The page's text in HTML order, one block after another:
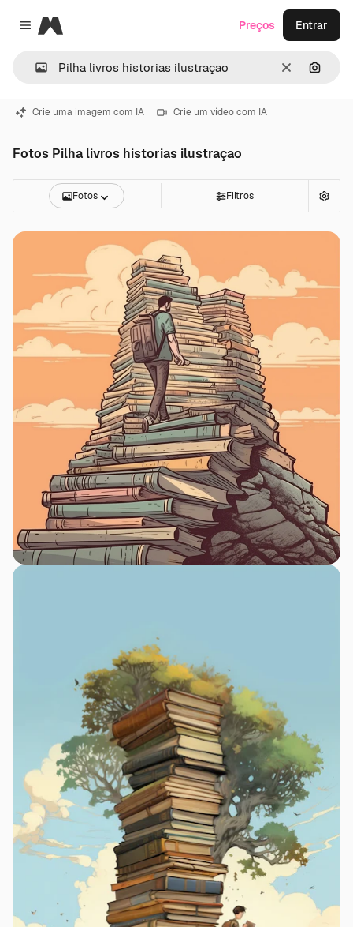
Close menu
Magnific
Limpar
Preços Entrar
Crie uma imagem com IA Crie um vídeo com IA
Fotos Pilha livros historias ilustraçao
Fotos Filtros